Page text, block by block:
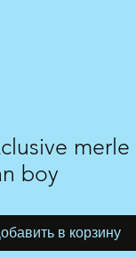
merle
boy
в корзину